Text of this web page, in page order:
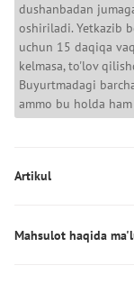
dushanbadan
oshiriladi. Yetkazib
uchun 15 daqiqa
kelmasa, to'lov
Buyurtmadagi
ammo bu holda
Artikul
Mahsulot haqida